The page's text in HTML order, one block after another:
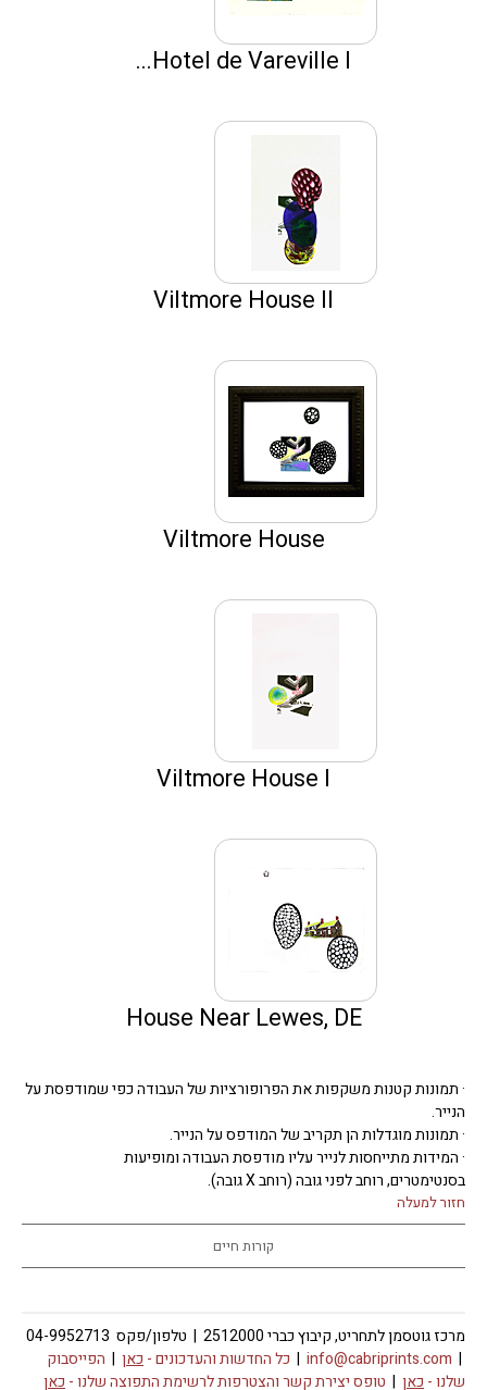
Hotel de Vareville I...
Viltmore House II
Viltmore House
Viltmore House I
House Near Lewes, DE
· תמונות קטנות משקפות את הפרופורציות של העבודה כפי שמודפסת על
הנייר.
· תמונות מוגדלות הן תקריב של המודפס על הנייר.
· המידות מתייחסות לנייר עליו מודפסת העבודה ומופיעות
בסנטימטרים, רוחב לפני גובה (רוחב X גובה).
חזור למעלה
קורות חיים
מרכז גוטסמן לתחריט, קיבוץ כברי 2512000 | טלפון/פקס 04-9952713
|
info@cabriprints.com
| כל החדשות והעדכונים -כאן | הפייסבוק
שלנו -כאן | טופס יצירת קשר והצטרפות לרשימת התפוצה שלנו -כאן